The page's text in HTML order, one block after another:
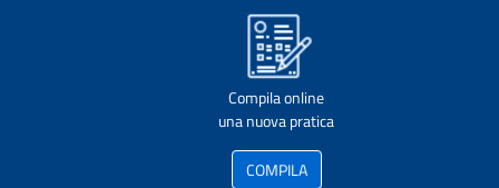
Compila online
una nuova pratica
COMPILA